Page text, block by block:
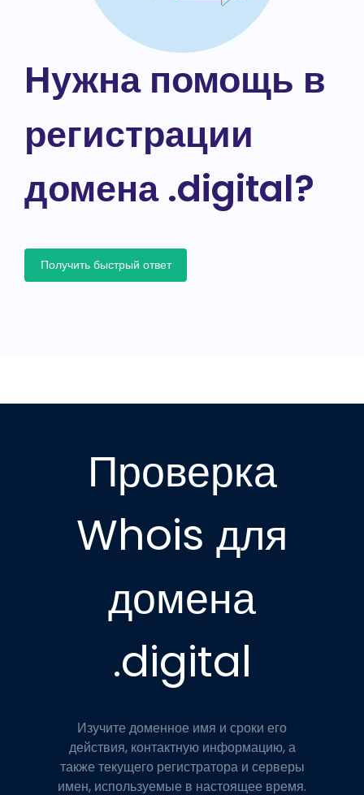
Нужна помощь в
регистрации
домена .digital?
Получить быстрый ответ
Проверка
Whois для
домена
.digital
Изучите доменное имя и сроки его
действия, контактную информацию, а
также текущего регистратора и серверы
имен, используемые в настоящее время.